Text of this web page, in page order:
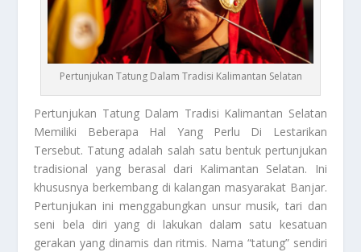
Pertunjukan Tatung Dalam Tradisi Kalimantan Selatan
Pertunjukan TatungDalam Tradisi Kalimantan Selatan
Memiliki Beberapa Hal Yang Perlu Di Lestarikan
Tersebut. Tatung adalah salah satu bentuk pertunjukan
tradisional yang berasal dari Kalimantan Selatan. Ini
khususnya berkembang di kalangan masyarakat Banjar.
Pertunjukan ini menggabungkan unsur musik, tari dan
seni bela diri yang di lakukan dalam satu kesatuan
gerakan yang dinamis dan ritmis. Nama “tatung” sendiri